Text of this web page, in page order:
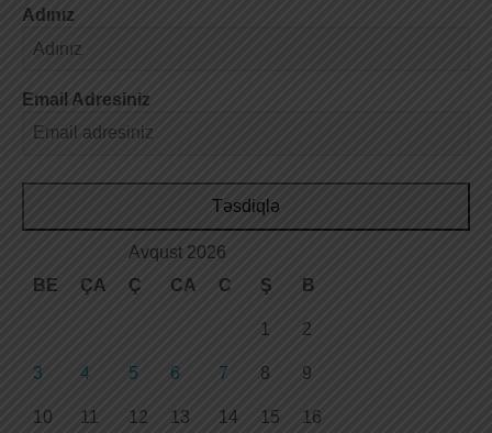
Adınız
Email Adresiniz
Təsdiqlə
Avqust 2026
BE
ÇA Ç CA C Ş B
1 2
3 4 5 6 7 8 9
10 11 12 13 14 15 16